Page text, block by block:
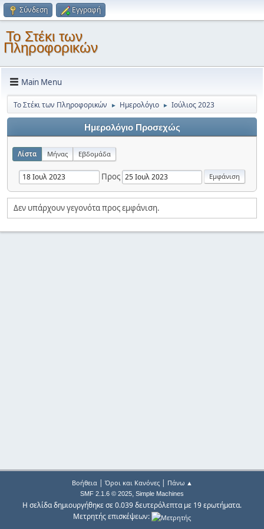
Σύνδεση Εγγραφή
Το Στέκι των
Πληροφορικών
Main Menu
Το Στέκι των Πληροφορικών ► Ημερολόγιο ► Ιούλιος 2023
Ημερολόγιο Προσεχώς
Λίστα Μήνας Εβδομάδα
Προς
Δεν υπάρχουν γεγονότα προς εμφάνιση.
Βοήθεια| Όροι και Κανόνες| Πάνω ▲
SMF 2.1.6 © 2025, Simple Machines
Η σελίδα δημιουργήθηκε σε 0.039 δευτερόλεπτα με 19 ερωτήματα.
Μετρητής επισκέψεων: